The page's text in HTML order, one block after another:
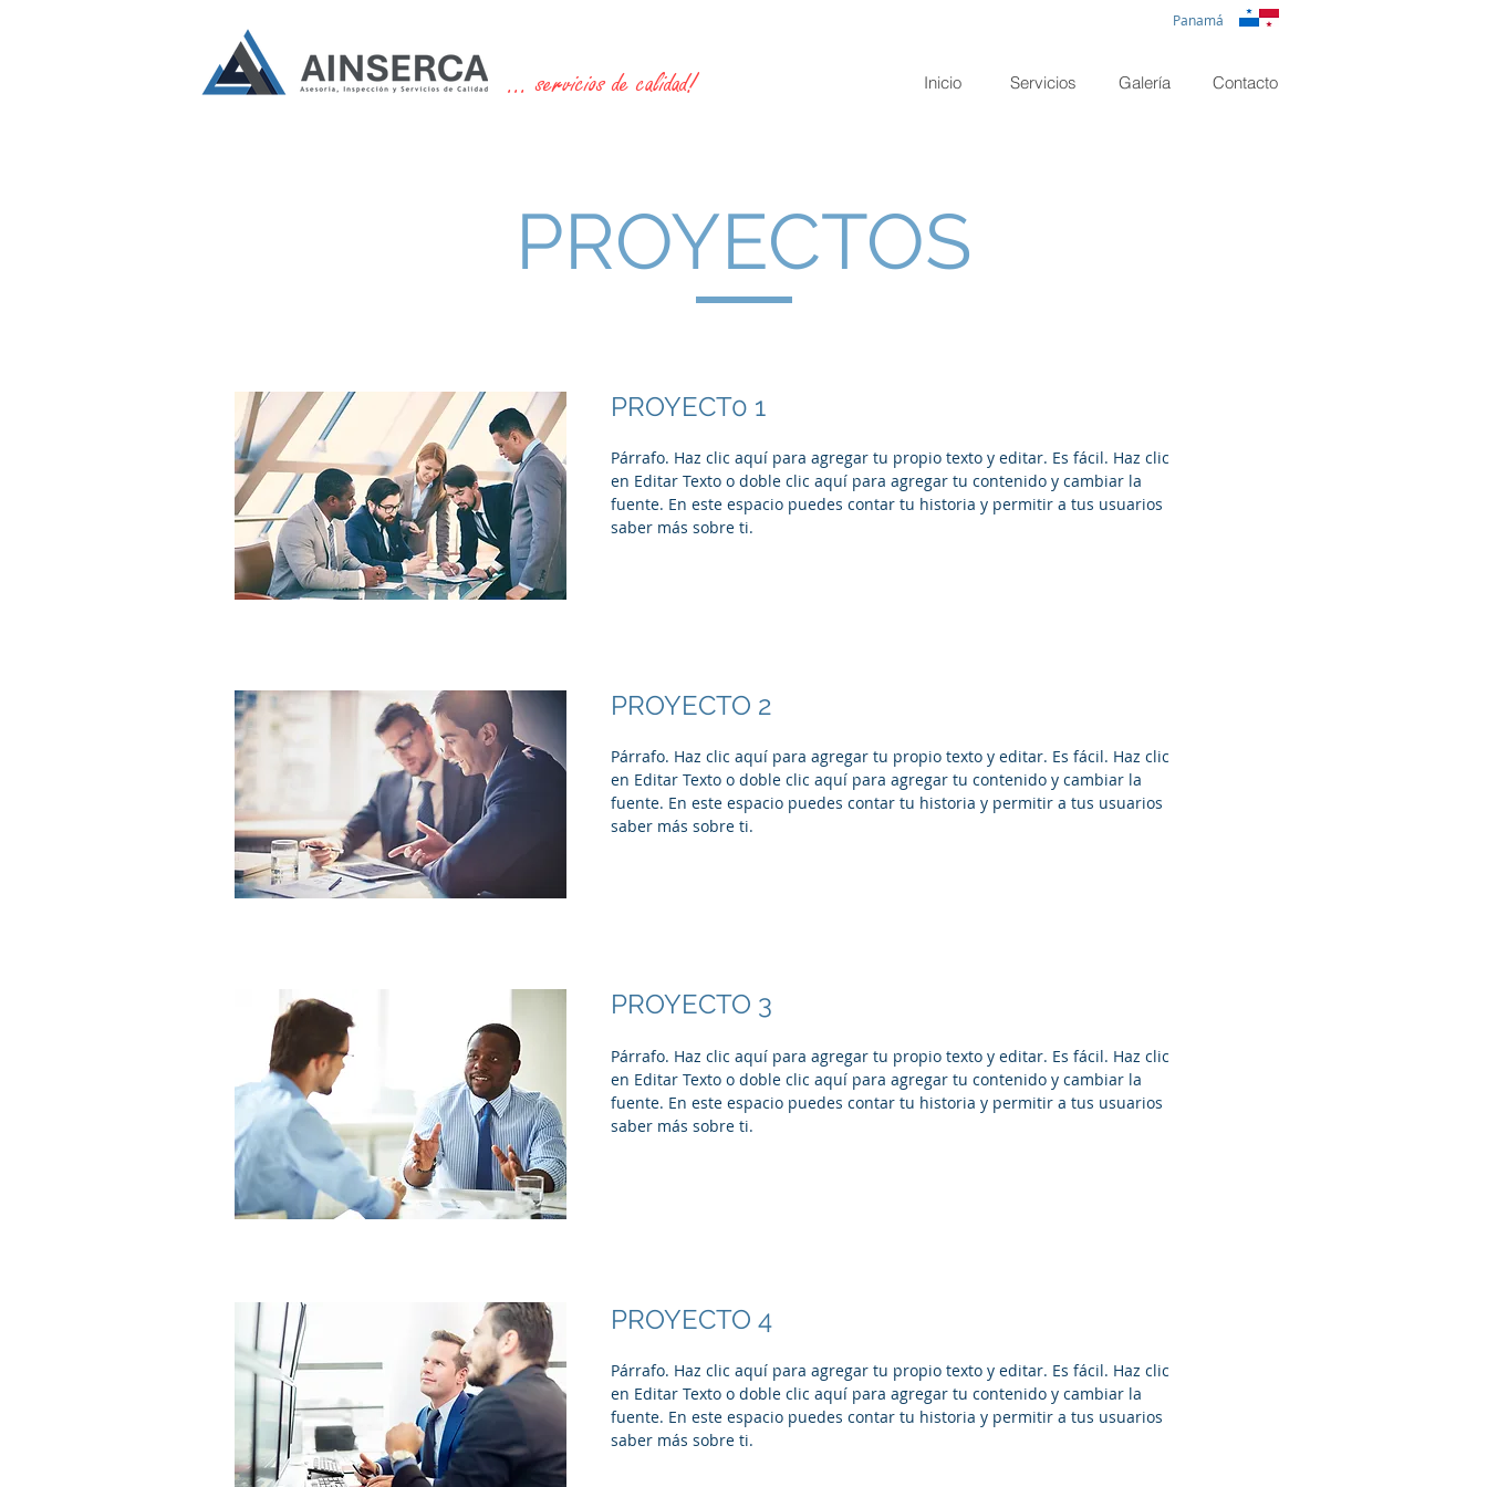
Panamá
... servicios de calidad! Inicio Servicios Galería Contacto
PROYECTOS
PROYECT0 1
Párrafo. Haz clic aquí para agregar tu propio texto y editar. Es fácil. Haz clic
en Editar Texto o doble clic aquí para agregar tu contenido y cambiar la
fuente. En este espacio puedes contar tu historia y permitir a tus usuarios
saber más sobre ti.
PROYECTO 2
Párrafo. Haz clic aquí para agregar tu propio texto y editar. Es fácil. Haz clic
en Editar Texto o doble clic aquí para agregar tu contenido y cambiar la
fuente. En este espacio puedes contar tu historia y permitir a tus usuarios
saber más sobre ti.
PROYECTO 3
Párrafo. Haz clic aquí para agregar tu propio texto y editar. Es fácil. Haz clic
en Editar Texto o doble clic aquí para agregar tu contenido y cambiar la
fuente. En este espacio puedes contar tu historia y permitir a tus usuarios
saber más sobre ti.
PROYECTO 4
Párrafo. Haz clic aquí para agregar tu propio texto y editar. Es fácil. Haz clic
en Editar Texto o doble clic aquí para agregar tu contenido y cambiar la
fuente. En este espacio puedes contar tu historia y permitir a tus usuarios
saber más sobre ti.